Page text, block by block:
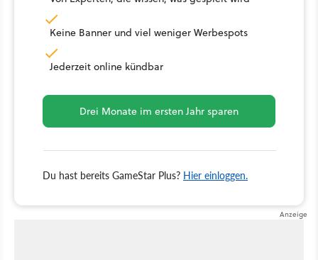
Keine Banner und viel weniger Werbespots
Jederzeit online kündbar
Drei Monate im ersten Jahr sparen
Du hast bereits GameStar Plus? Hier einloggen.